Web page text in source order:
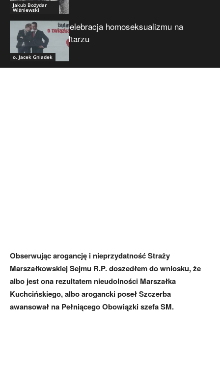
Jakub Bożydar
Wiśniewski
o. Jacek Gniadek
Celebracja homoseksualizmu na
ołtarzu
Obserwując arogancję i nieprzydatność Straży
Marszałkowskiej Sejmu R.P. doszedłem do wniosku, że
albo jest ona rezultatem nieudolności Marszałka
Kuchcińskiego, albo arogancki poseł Szczerba
awansował na Pełniącego Obowiązki szefa SM.